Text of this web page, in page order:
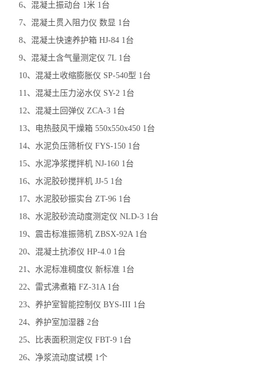
6、混凝土振动台 1米 1台
7、混凝土贯入阻力仪 数显 1台
8、混凝土快速养护箱 HJ-84 1台
9、混凝土含气量测定仪 7L 1台
10、混凝土收缩膨胀仪 SP-540型 1台
11、混凝土压力泌水仪 SY-2 1台
12、混凝土回弹仪 ZCA-3 1台
13、电热鼓风干燥箱 550x550x450 1台
14、水泥负压筛析仪 FYS-150 1台
15、水泥净浆搅拌机 NJ-160 1台
16、水泥胶砂搅拌机 JJ-5 1台
17、水泥胶砂振实台 ZT-96 1台
18、水泥胶砂流动度测定仪 NLD-3 1台
19、震击标准振筛机 ZBSX-92A 1台
20、混凝土抗渗仪 HP-4.0 1台
21、水泥标准稠度仪 新标准 1台
22、雷式沸煮箱 FZ-31A 1台
23、养护室智能控制仪 BYS-III 1台
24、养护室加湿器 2台
25、比表面积测定仪 FBT-9 1台
26、净浆流动度试模 1个